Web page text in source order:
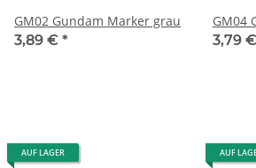
GM02 Gundam Marker grau
3,89 € *
GM04
3,79 €
AUF LAGER AUF